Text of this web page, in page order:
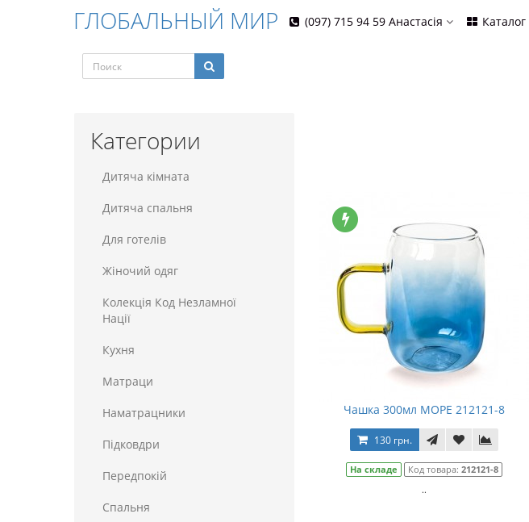
ГЛОБАЛЬНЫЙ МИР (097) 715 94 59 Анастасія Каталог
Категории
Дитяча кімната
Дитяча спальня
Для готелiв
Жіночий одяг
Колекція Код Незламної
Нації
Кухня
Матраци
Наматрацники
Пiдковдри
Передпокій
Спальня
Чашка 300мл МОРЕ 212121-8
130 грн.
На складе Код товара: 212121-8
..